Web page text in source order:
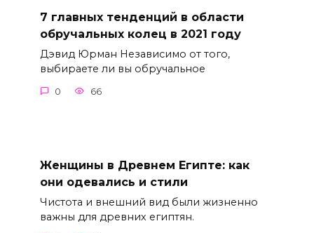
7 главных тенденций в области
обручальных колец в 2021 году
Дэвид Юрман Независимо от того,
выбираете ли вы обручальное
0 66
Женщины в Древнем Египте: как
они одевались и стили
Чистота и внешний вид были жизненно
важны для древних египтян.